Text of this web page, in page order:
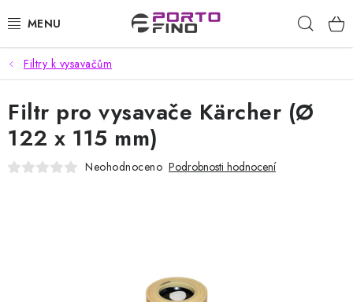
na
CHEMIE A PÉČE O VOZIDLA
PŘÍSLUŠENSTVÍ A ND K AUTOMYČKÁM
VYSOKOTLAKÉ A ČISTÍCÍ STROJE
Filtry k vysavačům
Filtr pro vysavače Kärcher (Ø
122 x 115 mm)
Neohodnoceno Podrobnosti hodnocení